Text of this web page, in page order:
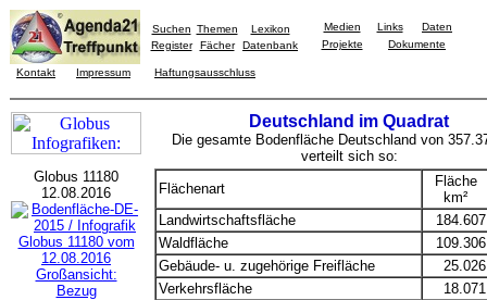
Suchen Themen
Lexikon
Register
Fächer Datenbank
Medien Links
Daten
Projekte
Dokumente
Kontakt Impressum Haftungsausschluss
Deutschland im Quadrat
Die gesamte Bodenfläche Deutschland von
verteilt sich so:
Globus 11180
12.08.2016
Großansicht:
Bezug
Flächenart
Fläche
km²
Landwirtschaftsfläche
184.607
Waldfläche
109.306
Gebäude- u. zugehörige Freifläche
25.026
Verkehrsfläche
18.071